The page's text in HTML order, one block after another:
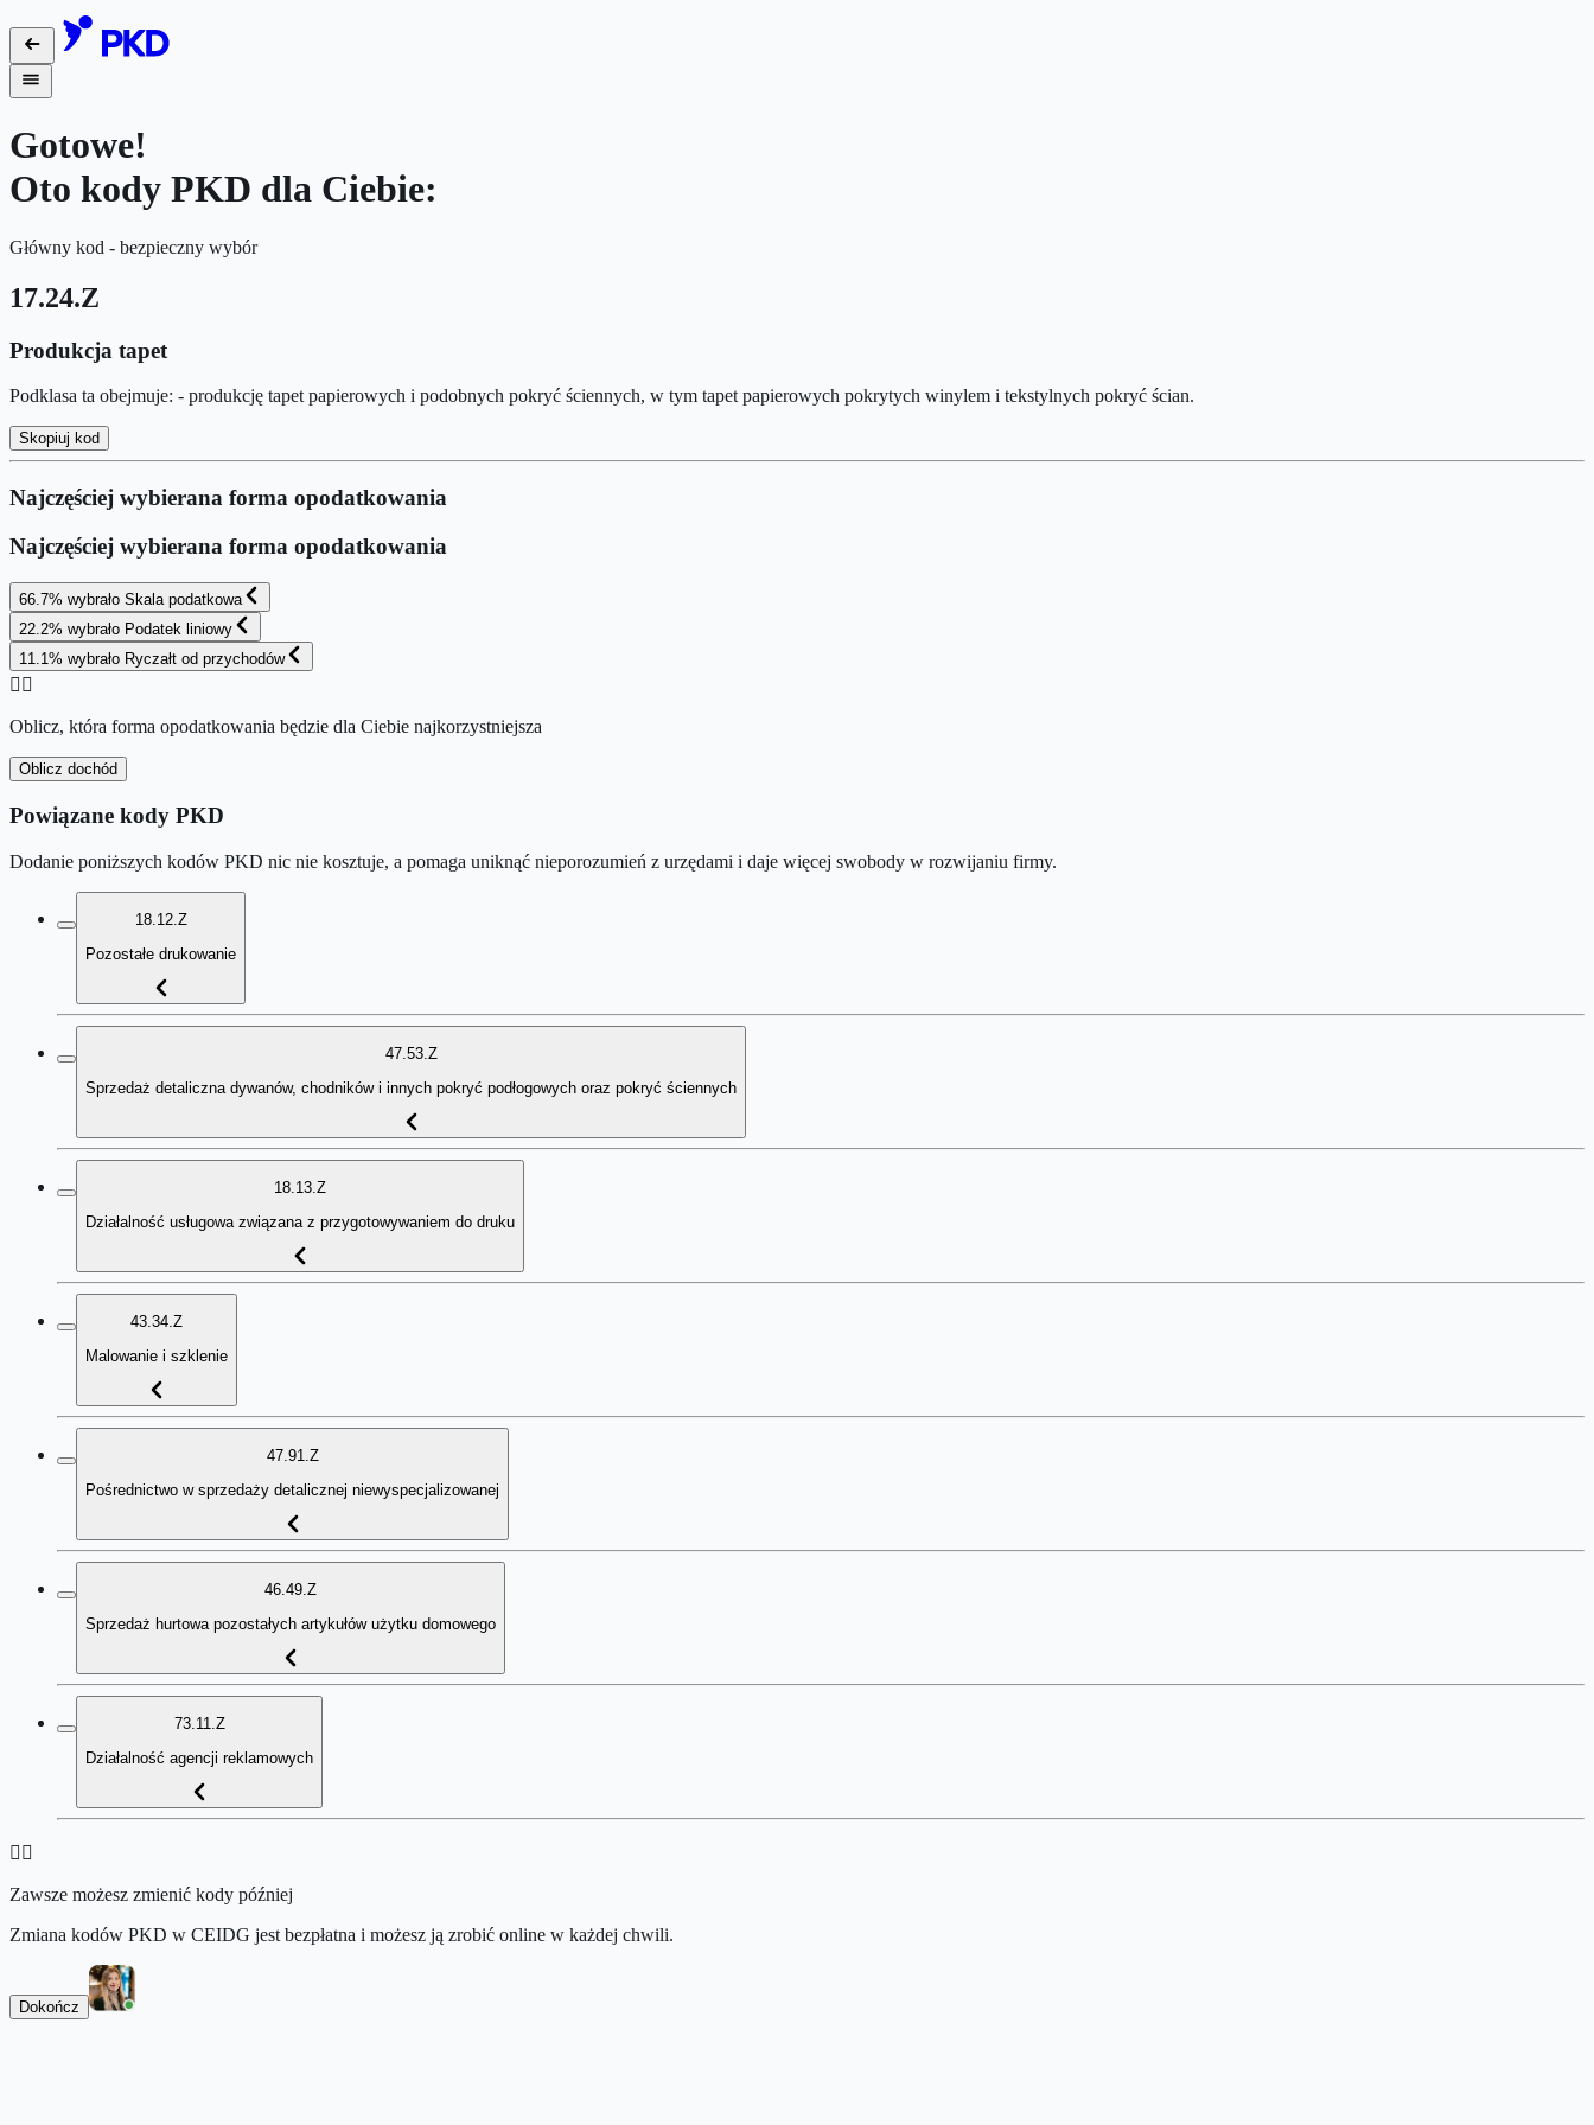
Gotowe!
Oto kody PKD dla Ciebie:
Główny kod - bezpieczny wybór
17.24.Z
Produkcja tapet
Podklasa ta obejmuje: - produkcję tapet papierowych i podobnych pokryć ściennych, w tym tapet papierowych pokrytych winylem i tekstylnych pokryć ścian.
Skopiuj kod
Najczęściej wybierana forma opodatkowania
Najczęściej wybierana forma opodatkowania
66.7% wybrało Skala podatkowa
22.2% wybrało Podatek liniowy
11.1% wybrało Ryczałt od przychodów
👉🏻
Oblicz, która forma opodatkowania będzie dla Ciebie najkorzystniejsza
Oblicz dochód
Powiązane kody PKD
Dodanie poniższych kodów PKD nic nie kosztuje, a pomaga uniknąć nieporozumień z urzędami i daje więcej swobody w rozwijaniu firmy.
18.12.Z
Pozostałe drukowanie
47.53.Z
Sprzedaż detaliczna dywanów, chodników i innych pokryć podłogowych oraz pokryć ściennych
18.13.Z
Działalność usługowa związana z przygotowywaniem do druku
43.34.Z
Malowanie i szklenie
47.91.Z
Pośrednictwo w sprzedaży detalicznej niewyspecjalizowanej
46.49.Z
Sprzedaż hurtowa pozostałych artykułów użytku domowego
73.11.Z
Działalność agencji reklamowych
👉🏻
Zawsze możesz zmienić kody później
Zmiana kodów PKD w CEIDG jest bezpłatna i możesz ją zrobić online w każdej chwili.
Dokończ